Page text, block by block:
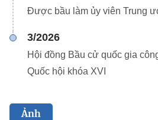
Được bầu làm ủy viên Trung
3/2026
Hội đồng Bầu cử quốc gia
Quốc hội khóa XVI
Ảnh